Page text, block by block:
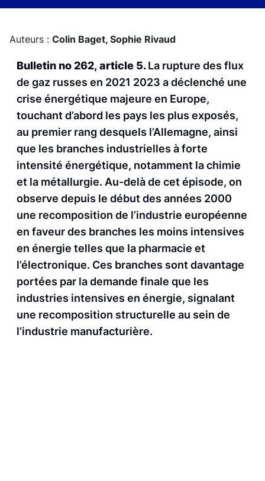
Auteurs : Colin Baget, Sophie Rivaud
Bulletin no 262, article 5.La rupture des flux
de gaz russes en 2021 2023 a déclenché une
crise énergétique majeure en Europe,
touchant d’abord les pays les plus exposés,
au premier rang desquels l’Allemagne, ainsi
que les branches industrielles à forte
intensité énergétique, notamment la chimie
et la métallurgie. Au-delà de cet épisode, on
observe depuis le début des années 2000
une recomposition de l’industrie européenne
en faveur des branches les moins intensives
en énergie telles que la pharmacie et
l’électronique. Ces branches sont davantage
portées par la demande finale que les
industries intensives en énergie, signalant
une recomposition structurelle au sein de
l’industrie manufacturière.